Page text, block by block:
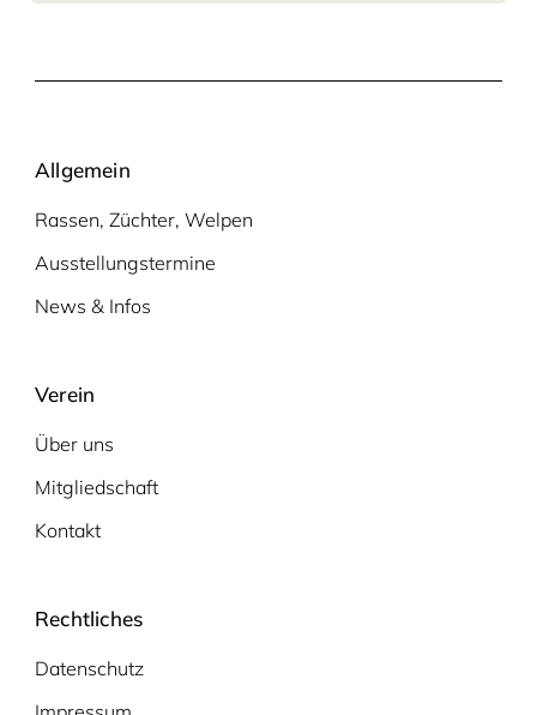
Allgemein
Rassen, Züchter, Welpen
Ausstellungstermine
News & Infos
Verein
Über uns
Mitgliedschaft
Kontakt
Rechtliches
Datenschutz